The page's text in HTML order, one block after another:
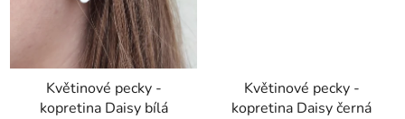
Květinové pecky -
kopretina Daisy bílá
Květinové pecky -
kopretina Daisy černá